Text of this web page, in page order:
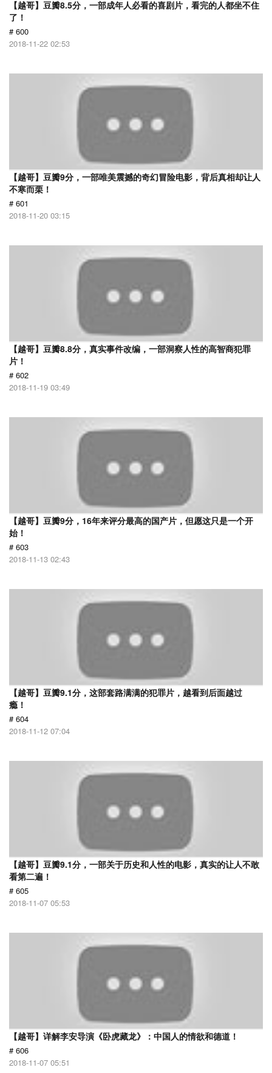
【越哥】豆瓣8.5分，一部成年人必看的喜剧片，看完的人都坐不住
了！
# 600
2018-11-22 02:53
【越哥】豆瓣9分，一部唯美震撼的奇幻冒险电影，背后真相却让人
不寒而栗！
# 601
2018-11-20 03:15
【越哥】豆瓣8.8分，真实事件改编，一部洞察人性的高智商犯罪
片！
# 602
2018-11-19 03:49
【越哥】豆瓣9分，16年来评分最高的国产片，但愿这只是一个开
始！
# 603
2018-11-13 02:43
【越哥】豆瓣9.1分，这部套路满满的犯罪片，越看到后面越过
瘾！
# 604
2018-11-12 07:04
【越哥】豆瓣9.1分，一部关于历史和人性的电影，真实的让人不敢
看第二遍！
# 605
2018-11-07 05:53
【越哥】详解李安导演《卧虎藏龙》：中国人的情欲和德道！
# 606
2018-11-07 05:51